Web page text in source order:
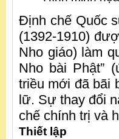
Định chế Quốc
(1392-1910)
Nho giáo) làm
Nho bài Phật”
triều mới đã bãi
lữ. Sự thay đổi
chế chính trị và
Thiết lập